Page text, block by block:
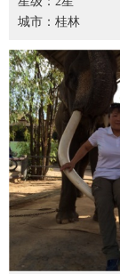
城市：桂林